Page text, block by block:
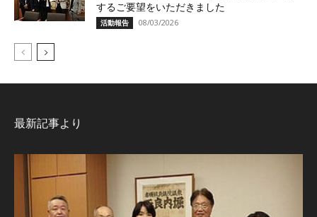
するご要望をいただきました
活動報告 08/03/2026
最新記事より